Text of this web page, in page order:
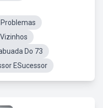
Do 73
ESucessor